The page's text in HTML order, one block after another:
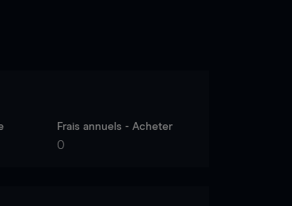
Frais annuels - Acheter
0